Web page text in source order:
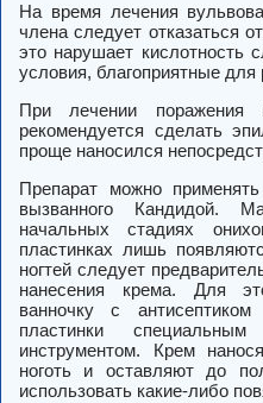
На время лечения
члена следует отказаться
это нарушает кислотность
условия, благоприятные для
При лечении поражения
рекомендуется сделать
проще наносился
Препарат можно
вызванного Кандидой.
начальных стадиях
пластинках лишь
ногтей следует
нанесения крема. Для
ванночку с
пластинки
инструментом. Крем
ноготь и оставляют до
использовать какие-либо